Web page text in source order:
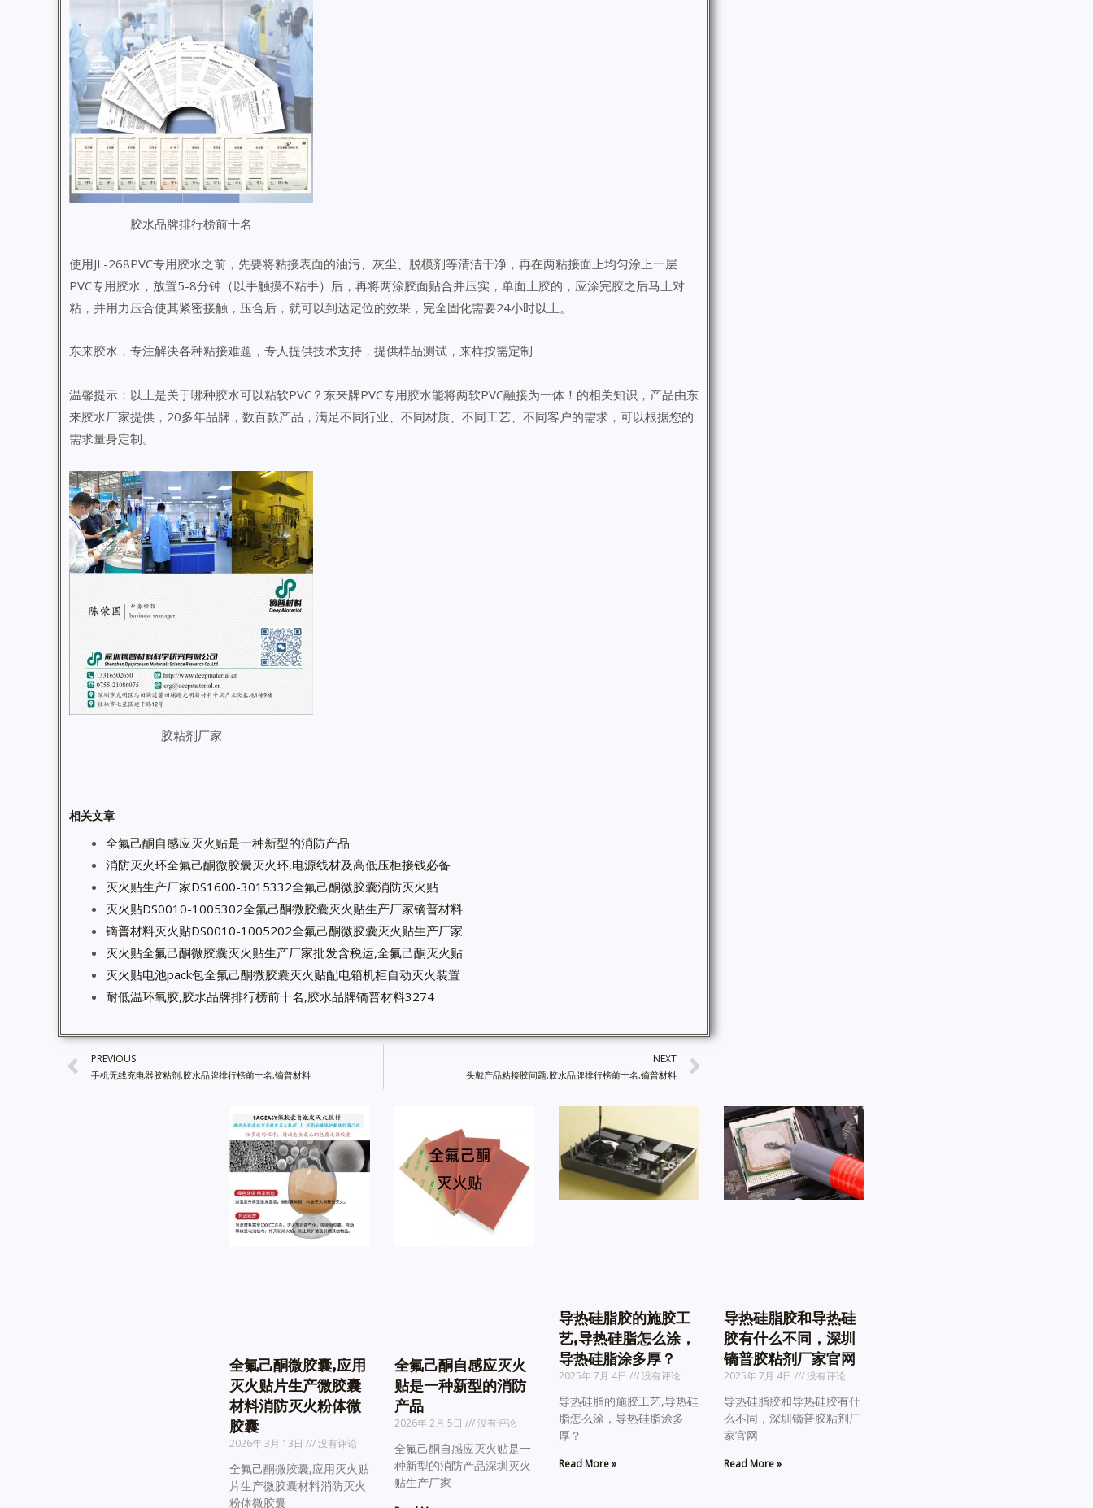
胶水品牌排行榜前十名
使用JL-268PVC专用胶水之前，先要将粘接表面的油污、灰尘、脱模剂等清洁干净，再在两粘接面上均匀涂上一层
PVC专用胶水，放置5-8分钟（以手触摸不粘手）后，再将两涂胶面贴合并压实，单面上胶的，应涂完胶之后马上对
粘，并用力压合使其紧密接触，压合后，就可以到达定位的效果，完全固化需要24小时以上。
东来胶水，专注解决各种粘接难题，专人提供技术支持，提供样品测试，来样按需定制
温馨提示：以上是关于哪种胶水可以粘软PVC？东来牌PVC专用胶水能将两软PVC融接为一体！的相关知识，产品由东
来胶水厂家提供，20多年品牌，数百款产品，满足不同行业、不同材质、不同工艺、不同客户的需求，可以根据您的
需求量身定制。
胶粘剂厂家
相关文章
全氟己酮自感应灭火贴是一种新型的消防产品
消防灭火环全氟己酮微胶囊灭火环,电源线材及高低压柜接钱必备
灭火贴生产厂家DS1600-3015332全氟己酮微胶囊消防灭火贴
灭火贴DS0010-1005302全氟己酮微胶囊灭火贴生产厂家镝普材料
镝普材料灭火贴DS0010-1005202全氟己酮微胶囊灭火贴生产厂家
灭火贴全氟己酮微胶囊灭火贴生产厂家批发含税运,全氟己酮灭火贴
灭火贴电池pack包全氟己酮微胶囊灭火贴配电箱机柜自动灭火装置
耐低温环氧胶,胶水品牌排行榜前十名,胶水品牌镝普材料3274
PREVIOUS
手机无线充电器胶粘剂,胶水品牌排行榜前十名,镝普材料
NEXT
头戴产品粘接胶问题,胶水品牌排行榜前十名,镝普材料
全氟己酮微胶囊,应用
灭火贴片生产微胶囊
材料消防灭火粉体微
胶囊
2026年 3月 13日 没有评论
全氟己酮微胶囊,应用灭火贴
片生产微胶囊材料消防灭火
粉体微胶囊
全氟己酮自感应灭火
贴是一种新型的消防
产品
2026年 2月 5日 没有评论
全氟己酮自感应灭火贴是一
种新型的消防产品深圳灭火
贴生产厂家
导热硅脂胶的施胶工
艺,导热硅脂怎么涂，
导热硅脂涂多厚？
2025年 7月 4日 没有评论
导热硅脂的施胶工艺,导热硅
脂怎么涂，导热硅脂涂多
厚？
Read More »
导热硅脂胶和导热硅
胶有什么不同，深圳
镝普胶粘剂厂家官网
2025年 7月 4日 没有评论
导热硅脂胶和导热硅胶有什
么不同，深圳镝普胶粘剂厂
家官网
Read More »